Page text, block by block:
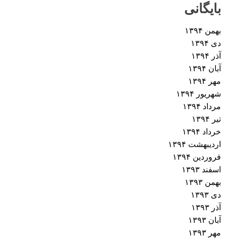
بایگانی
بهمن ۱۳۹۴
دی ۱۳۹۴
آذر ۱۳۹۴
آبان ۱۳۹۴
مهر ۱۳۹۴
شهریور ۱۳۹۴
مرداد ۱۳۹۴
تیر ۱۳۹۴
خرداد ۱۳۹۴
اردیبهشت ۱۳۹۴
فروردین ۱۳۹۴
اسفند ۱۳۹۳
بهمن ۱۳۹۳
دی ۱۳۹۳
آذر ۱۳۹۳
آبان ۱۳۹۳
مهر ۱۳۹۳